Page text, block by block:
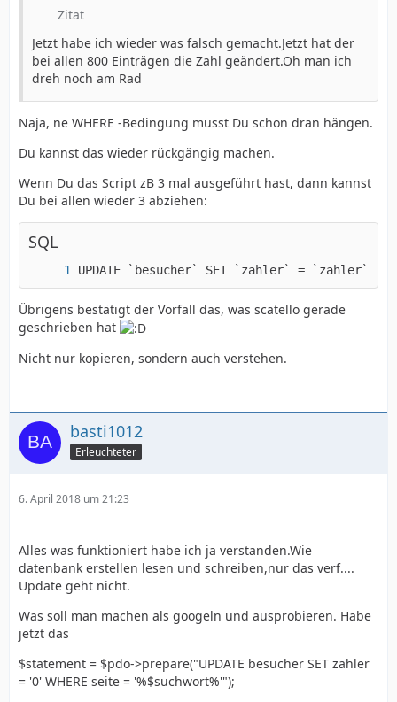
Zitat
Jetzt habe ich wieder was falsch gemacht.Jetzt hat der
bei allen 800 Einträgen die Zahl geändert.Oh man ich
dreh noch am Rad
Naja, ne WHERE -Bedingung musst Du schon dran hängen.
Du kannst das wieder rückgängig machen.
Wenn Du das Script zB 3 mal ausgeführt hast, dann kannst
Du bei allen wieder 3 abziehen:
SQL
UPDATE `besucher` SET `zahler` = `zahler` -
Übrigens bestätigt der Vorfall das, was scatello gerade
geschrieben hat
Nicht nur kopieren, sondern auch verstehen.
basti1012
Erleuchteter
6. April 2018 um 21:23
Alles was funktioniert habe ich ja verstanden.Wie
datenbank erstellen lesen und schreiben,nur das verf....
Update geht nicht.
Was soll man machen als googeln und ausprobieren. Habe
jetzt das
$statement = $pdo->prepare("UPDATE besucher SET zahler
= '0' WHERE seite = '%$suchwort%'");